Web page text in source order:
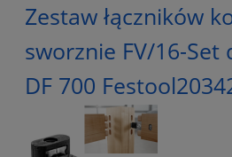
Zestaw łączników
sworznie FV/16-Set
DF 700